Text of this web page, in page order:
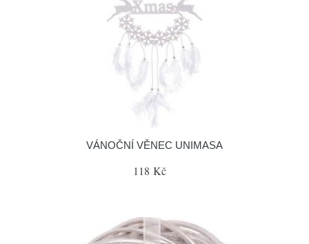
VÁNOČNÍ VĚNEC UNIMASA
118 Kč